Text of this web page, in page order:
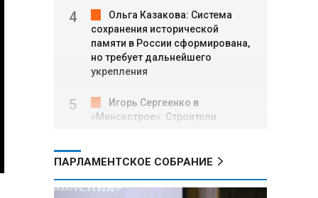
Ольга Казакова: Система
сохранения исторической
памяти в России сформирована,
но требует дальнейшего
укрепления
Игорь Сергеенко в
«Минскстрое»: Строители
в улучшении охраны труда
МИД РФ: Поездка
ПАРЛАМЕНТСКОЕ СОБРАНИЕ